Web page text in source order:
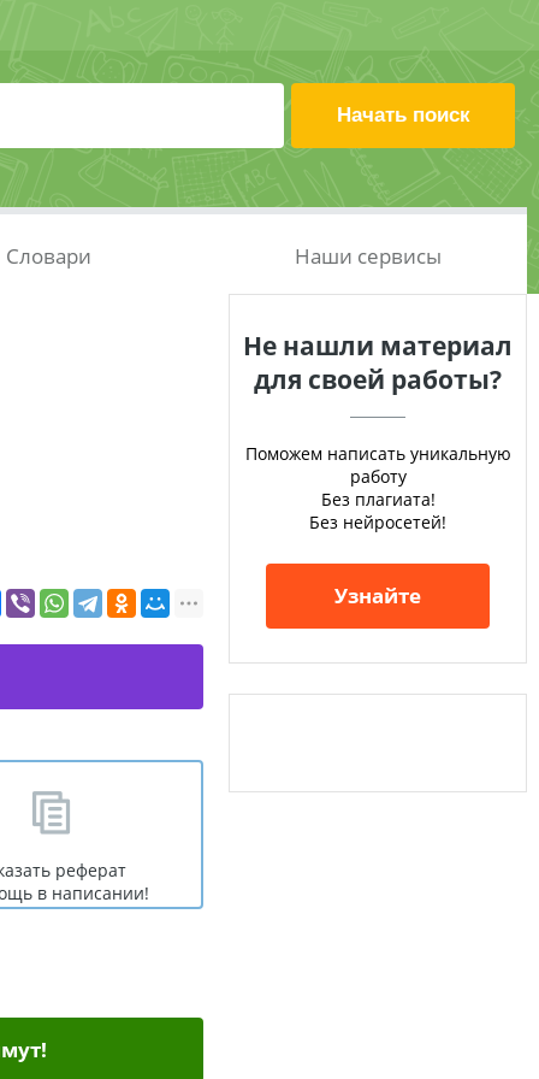
Словари Наши сервисы
реферат
в написании!
Не нашли материал
для своей работы?
Поможем написать уникальную
работу
Без плагиата!
Без нейросетей!
Узнайте